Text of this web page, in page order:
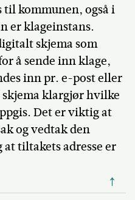
til kommunen, også i
er klageinstans.
skjema som
å sende inn klage,
inn pr. e-post eller
klargjør hvilke
Det er viktig at
og vedtak den
tiltakets adresse er
↑